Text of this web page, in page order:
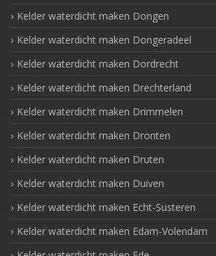
Kelder waterdicht maken Dongen
Kelder waterdicht maken Dongeradeel
Kelder waterdicht maken Dordrecht
Kelder waterdicht maken Drechterland
Kelder waterdicht maken Drimmelen
Kelder waterdicht maken Dronten
Kelder waterdicht maken Druten
Kelder waterdicht maken Duiven
Kelder waterdicht maken Echt-Susteren
Kelder waterdicht maken Edam-Volendam